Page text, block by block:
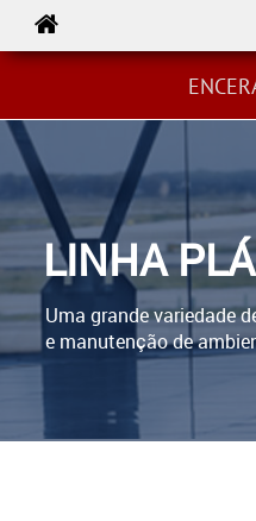
Uma grande variedade
e manutenção de
LINHA